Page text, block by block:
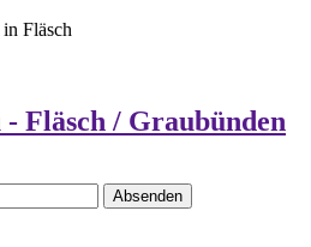
Absenden